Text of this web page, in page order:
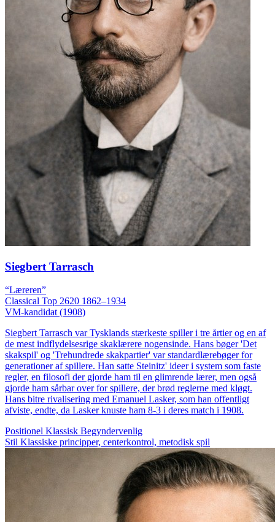
Siegbert Tarrasch
“Læreren”
Classical Top 2620 1862–1934
VM-kandidat (1908)
Siegbert Tarrasch var Tysklands stærkeste spiller i tre årtier og en af
de mest indflydelsesrige skaklærere nogensinde. Hans bøger 'Det
skakspil' og 'Trehundrede skakpartier' var standardlærebøger for
generationer af spillere. Han satte Steinitz' ideer i system som faste
regler, en filosofi der gjorde ham til en glimrende lærer, men også
gjorde ham sårbar over for spillere, der brød reglerne med kløgt.
Hans bitre rivalisering med Emanuel Lasker, som han offentligt
afviste, endte, da Lasker knuste ham 8-3 i deres match i 1908.
Positionel Klassisk Begyndervenlig
Stil Klassiske principper, centerkontrol, metodisk spil